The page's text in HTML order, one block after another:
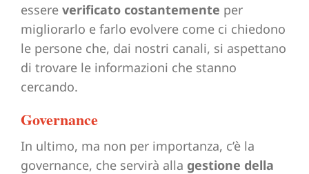
essere verificato costantemente per
migliorarlo e farlo evolvere come ci chiedono
le persone che, dai nostri canali, si aspettano
di trovare le informazioni che stanno
cercando.
Governance
In ultimo, ma non per importanza, c’è la
governance, che servirà alla gestione della